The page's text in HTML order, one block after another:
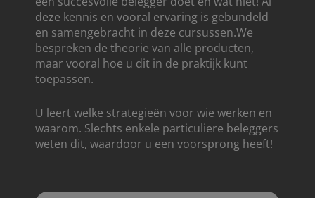
deze kennis en vooral ervaring is gebundeld
en samengebracht in deze cursussen.We
bespreken de theorie van alle producten,
maar vooral hoe u dit in de praktijk kunt
toepassen.
U leert welke strategieën voor wie werken en
waarom. Slechts enkele particuliere beleggers
weten dit, waardoor u een voorsprong heeft!